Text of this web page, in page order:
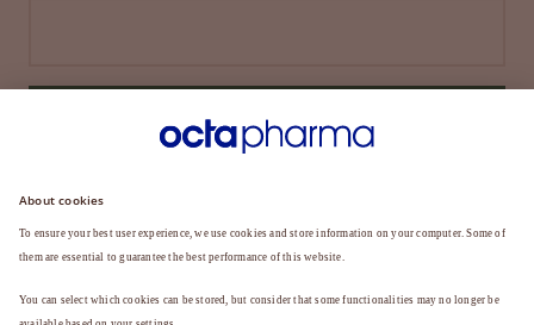
ANMELDEN